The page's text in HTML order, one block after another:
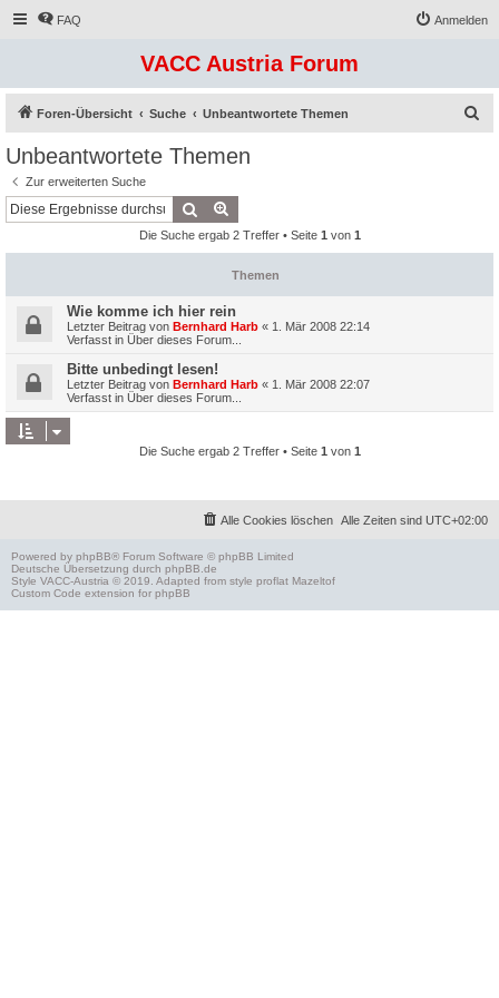
FAQ Anmelden
VACC Austria Forum
Foren-Übersicht Suche Unbeantwortete Themen
Unbeantwortete Themen
Zur erweiterten Suche
Suche
Die Suche ergab 2 Treffer • Seite 1 von 1
Themen
Wie komme ich hier rein
Letzter Beitrag von Bernhard Harb « 1. Mär 2008 22:14
Verfasst in Über dieses Forum...
Bitte unbedingt lesen!
Letzter Beitrag von Bernhard Harb « 1. Mär 2008 22:07
Verfasst in Über dieses Forum...
Die Suche ergab 2 Treffer • Seite 1 von 1
Alle Zeiten sind UTC+02:00
Alle Cookies löschen
Powered by phpBB® Forum Software © phpBB Limited
Deutsche Übersetzung durch phpBB.de
Style VACC-Austria © 2019. Adapted from style proflat Mazeltof
Custom Code extension for phpBB